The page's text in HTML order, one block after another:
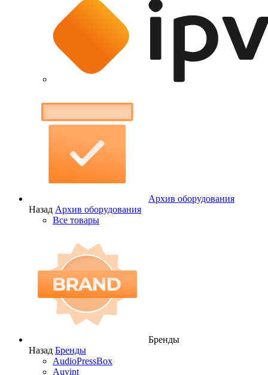
Архив оборудования
Назад Архив оборудования
Все товары
Бренды
Назад Бренды
AudioPressBox
Auvint